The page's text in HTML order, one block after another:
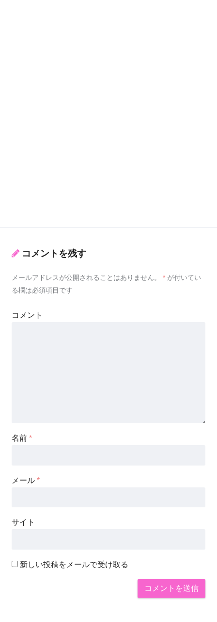
コメントを残す
メールアドレスが公開されることはありません。 * が付いてい
る欄は必須項目です
コメント
名前 *
メール *
サイト
新しい投稿をメールで受け取る